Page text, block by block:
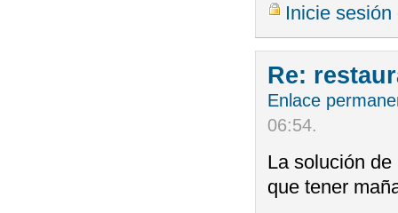
Inicie sesión
Re:
Enlace
06:54.
La solución
que tener